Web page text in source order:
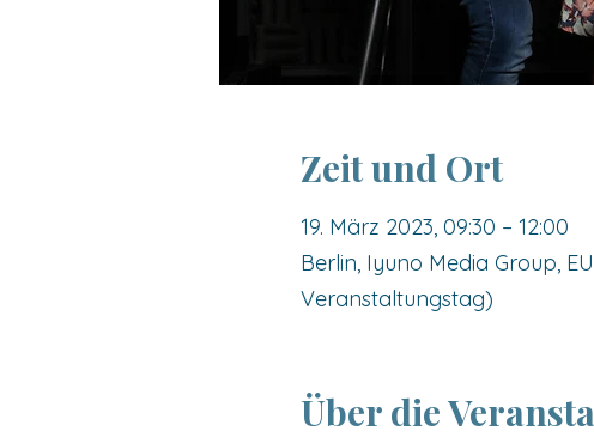
Zeit und Ort
19. März 2023, 09:30 – 12:00
Berlin, Iyuno Media Group,
Veranstaltungstag)
Über die